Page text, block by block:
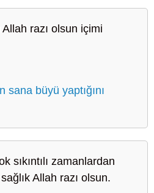
razı olsun içimi
sana büyü yaptığını
sıkıntılı zamanlardan
Allah razı olsun.